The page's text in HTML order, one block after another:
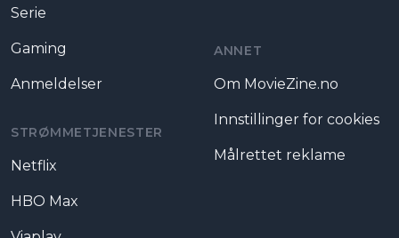
Serie
Gaming
Anmeldelser
STRØMMETJENESTER
Netflix
HBO Max
ANNET
Om MovieZine.no
Innstillinger for cookies
Målrettet reklame